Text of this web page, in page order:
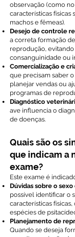
observação (como
características físicas
machos e fêmeas).
Desejo de controle
a correta formação
reprodução,
consanguinidade ou
Comercialização e
que precisam saber
planejar vendas ou
programas de
Diagnóstico
ave influencia o
de doenças.
Quais são os
que indicam a
exame?
Este exame é
Dúvidas sobre o sexo
possível identificar o
características
espécies de
Planejamento de
Quando se deseja